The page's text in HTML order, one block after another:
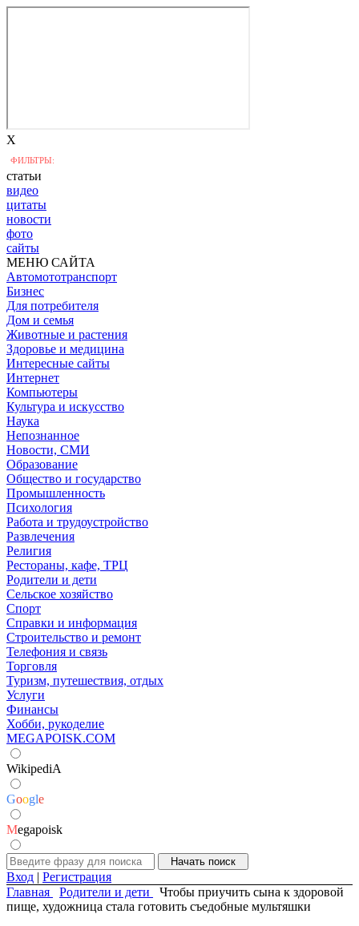
X
ФИЛЬТРЫ:
статьи
видео
цитаты
новости
фото
сайты
МЕНЮ САЙТА
Автомототранспорт
Бизнес
Для потребителя
Дом и семья
Животные и растения
Здоровье и медицина
Интересные сайты
Интернет
Компьютеры
Культура и искусство
Наука
Непознанное
Новости, СМИ
Образование
Общество и государство
Промышленность
Психология
Работа и трудоустройство
Развлечения
Религия
Рестораны, кафе, ТРЦ
Родители и дети
Сельское хозяйство
Спорт
Справки и информация
Строительство и ремонт
Телефония и связь
Торговля
Туризм, путешествия, отдых
Услуги
Финансы
Хобби, рукоделие
MEGAPOISK.COM
WikipediA
Google
Megapoisk
Вход | Регистрация
Главная
Родители и дети
Чтобы приучить сына к здоровой
пище, художница стала готовить съедобные мультяшки